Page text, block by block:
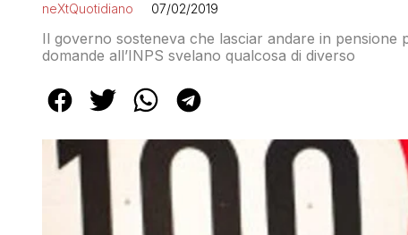
neXtQuotidiano 07/02/2019
Il governo sosteneva che lasciar andare in
domande all’INPS svelano qualcosa di diverso